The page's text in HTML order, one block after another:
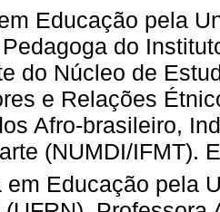
Educação pela
do
do Núcleo de
e Relações
Afro-brasileiro,
(NUMDI/IFMT).
em Educação pela